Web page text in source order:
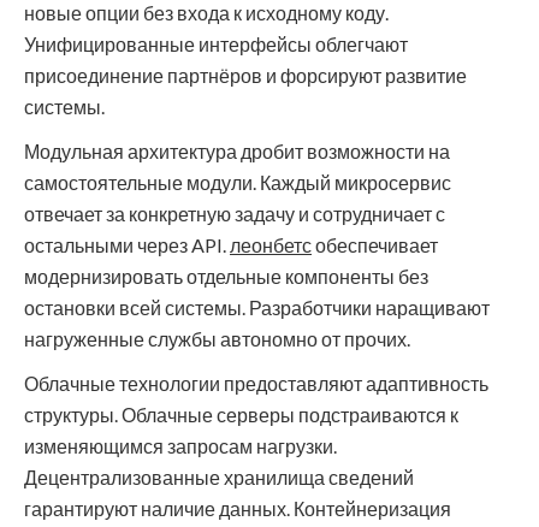
новые опции без входа к исходному коду.
Унифицированные интерфейсы облегчают
присоединение партнёров и форсируют развитие
системы.
Модульная архитектура дробит возможности на
самостоятельные модули. Каждый микросервис
отвечает за конкретную задачу и сотрудничает с
остальными через API. леонбетсобеспечивает
модернизировать отдельные компоненты без
остановки всей системы. Разработчики наращивают
нагруженные службы автономно от прочих.
Облачные технологии предоставляют адаптивность
структуры. Облачные серверы подстраиваются к
изменяющимся запросам нагрузки.
Децентрализованные хранилища сведений
гарантируют наличие данных. Контейнеризация